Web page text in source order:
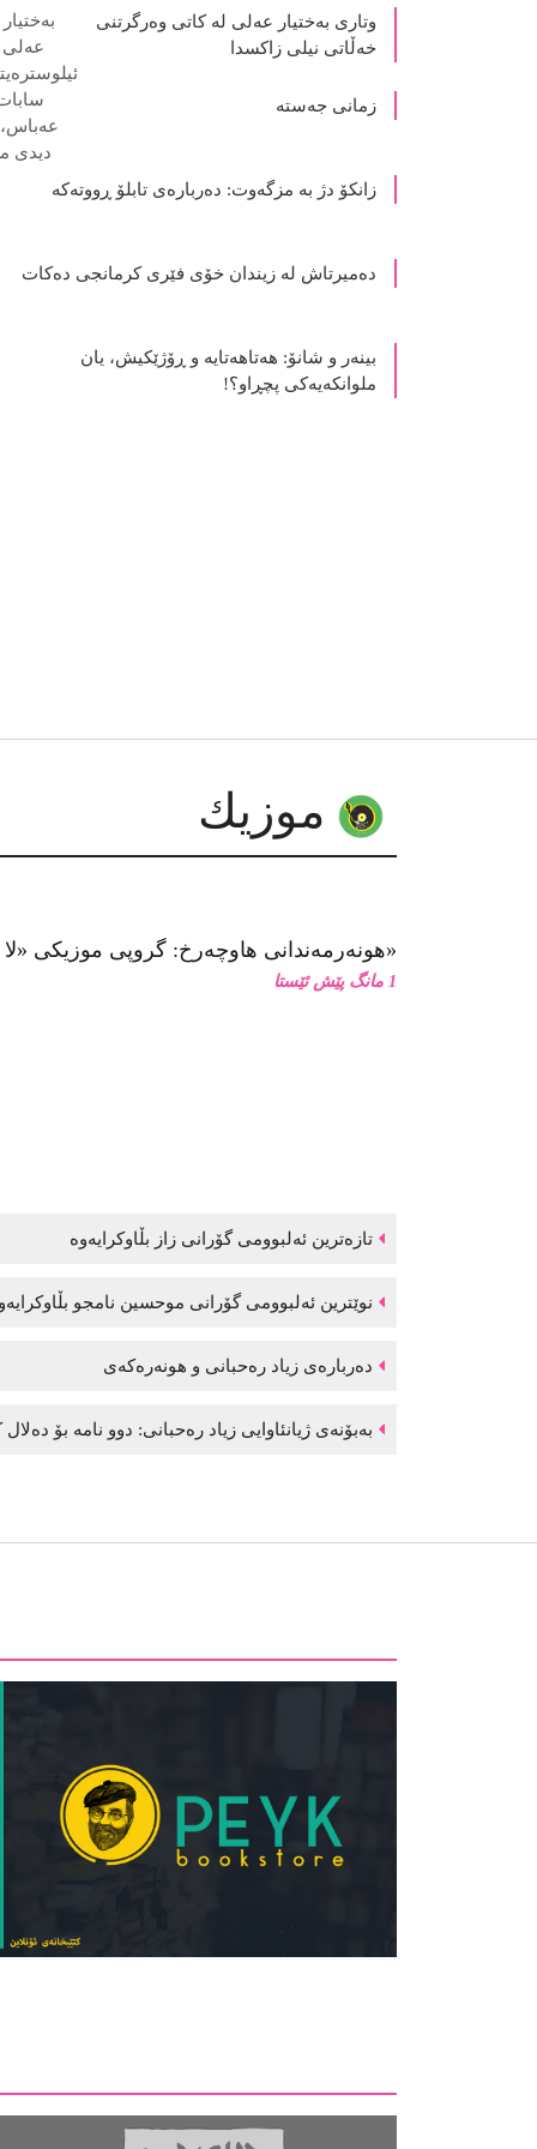
وتاری بەختیار عەلی لە کاتی وەرگرتنی
خەڵاتی نیلی زاکسدا
زمانی جەستە
زانکۆ دژ بە مزگەوت: دەربارەى تابلۆ ڕووتەکە
ده‌میرتاش له‌ زیندان خۆی فێری كرمانجی ده‌كات
بینەر و شانۆ: هەتاھەتایە و ڕۆژێکیش، یان
ملوانکەیەکی پچڕاو؟!
هونەرمەندانی هاوچەرخ: گروپی موزیكی «لا كاراڤان پاس»
1 مانگ پێش ئێستا
تازەترین ئەلبوومی گۆرانی زاز بڵاوكرایەوە
نوێترین ئەلبوومی گۆرانی موحسین نامجو
دەربارەی زیاد رەحبانی و هونەرەکەی
بەبۆنەی ژیانئاوایی زیاد رەحبانی: دوو نامە بۆ